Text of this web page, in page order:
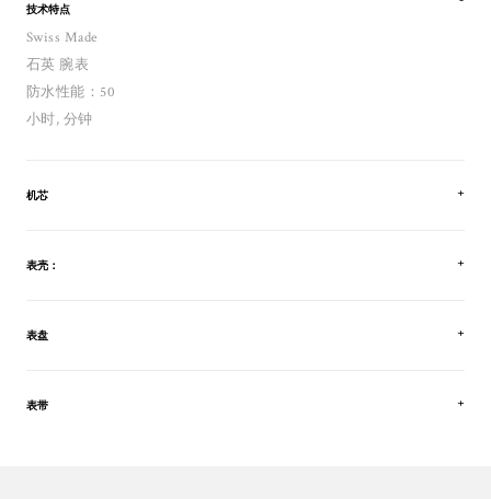
技术特点
Swiss Made
石英 腕表
防水性能：50
小时, 分钟
机芯
表壳：
表盘
表带